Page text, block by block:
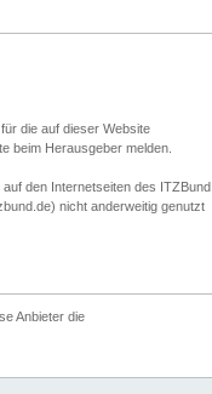
die auf dieser Website
beim Herausgeber melden.
den Internetseiten des ITZBund
nicht anderweitig genutzt
Anbieter die